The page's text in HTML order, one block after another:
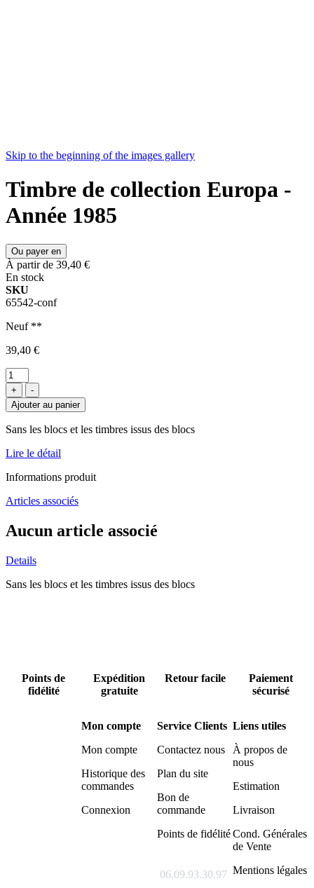
Skip to the beginning of the images gallery
Timbre de collection Europa -
Année 1985
Ou payer en
À partir de 39,40 €
En stock
SKU
65542-conf
Neuf **
39,40 €
+
-
Ajouter au panier
Sans les blocs et les timbres issus des blocs
Lire le détail
Informations produit
Articles associés
Aucun article associé
Details
Sans les blocs et les timbres issus des blocs
Points de
fidélité
Expédition
gratuite
Retour facile
Paiement
sécurisé
Mon compte
Mon compte
Historique des
commandes
Connexion
Service Clients
Contactez nous
Plan du site
Bon de
commande
Points de fidélité
06.09.93.30.97
Liens utiles
À propos de
nous
Estimation
Livraison
Cond. Générales
de Vente
Mentions légales